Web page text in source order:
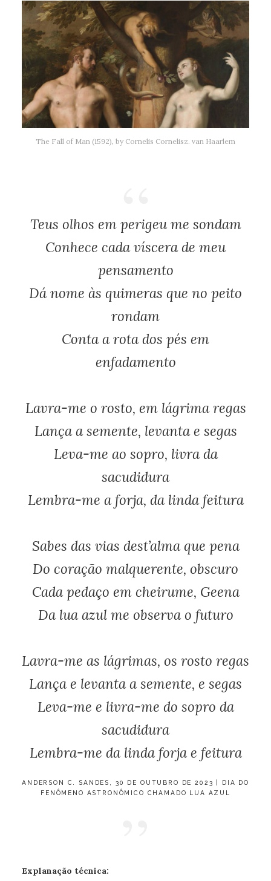
The Fall of Man (1592), by Cornelis Cornelisz. van Haarlem
Teus olhos em perigeu me sondam
Conhece cada víscera de meu
pensamento
Dá nome às quimeras que no peito
rondam
Conta a rota dos pés em
enfadamento
Lavra-me o rosto, em lágrima regas
Lança a semente, levanta e segas
Leva-me ao sopro, livra da
sacudidura
Lembra-me a forja, da linda feitura
Sabes das vias dest’alma que pena
Do coração malquerente, obscuro
Cada pedaço em cheirume, Geena
Da lua azul me observa o futuro
Lavra-me as lágrimas, os rosto regas
Lança e levanta a semente, e segas
Leva-me e livra-me do sopro da
sacudidura
Lembra-me da linda forja e feitura
ANDERSON C. SANDES, 30 DE OUTUBRO DE 2023 | DIA DO
FENÔMENO ASTRONÔMICO CHAMADO LUA AZUL
Explanação técnica: